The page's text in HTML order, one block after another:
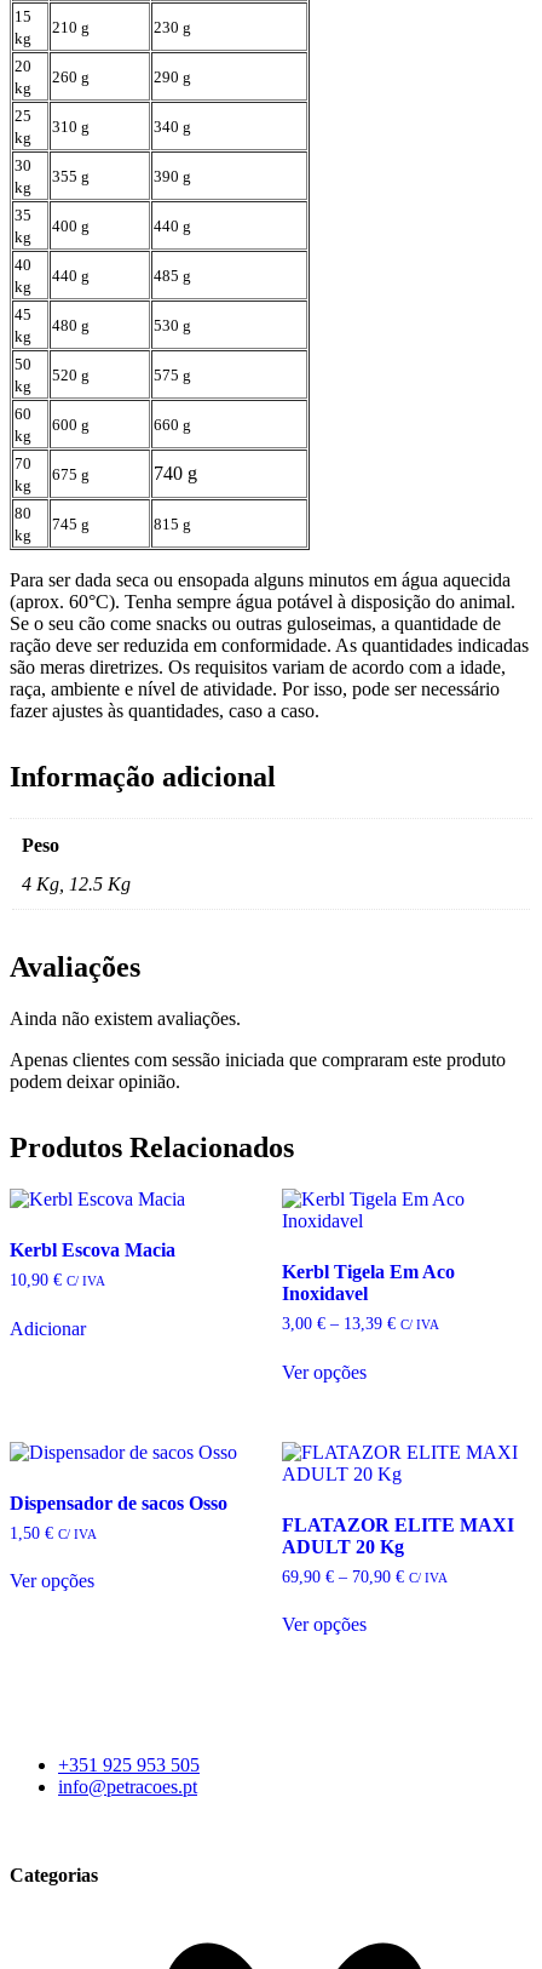
15
kg
210 g 230 g
20
kg
260 g 290 g
25
kg
310 g 340 g
30
kg
355 g 390 g
35
kg
400 g 440 g
40
kg
440 g 485 g
45
kg
480 g 530 g
50
kg
520 g 575 g
60
kg
600 g 660 g
70
kg
675 g 740 g
80
kg
745 g 815 g
Para ser dada seca ou ensopada alguns minutos em água aquecida
(aprox. 60°C). Tenha sempre água potável à disposição do animal.
Se o seu cão come snacks ou outras guloseimas, a quantidade de
ração deve ser reduzida em conformidade. As quantidades indicadas
são meras diretrizes. Os requisitos variam de acordo com a idade,
raça, ambiente e nível de atividade. Por isso, pode ser necessário
fazer ajustes às quantidades, caso a caso.
Informação adicional
Peso
4 Kg, 12.5 Kg
Avaliações
Ainda não existem avaliações.
Apenas clientes com sessão iniciada que compraram este produto
podem deixar opinião.
Produtos Relacionados
Kerbl Escova Macia
10,90 € C/ IVA
Adicionar
Kerbl Tigela Em Aco
Inoxidavel
3,00 € – 13,39 €Price
C/ IVA
Ver opções
multiple
variants.
options
may
be
chosen
the
Dispensador de sacos Osso
1,50 € C/ IVA
Ver opções
chosen
page
FLATAZOR ELITE MAXI
ADULT 20 Kg
69,90 € – 70,90 €Price
C/ IVA
Ver opções
+351 925 953 505
info@petracoes.pt
Categorias